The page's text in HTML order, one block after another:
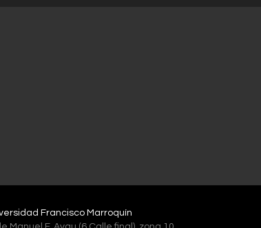
Francisco Marroquín